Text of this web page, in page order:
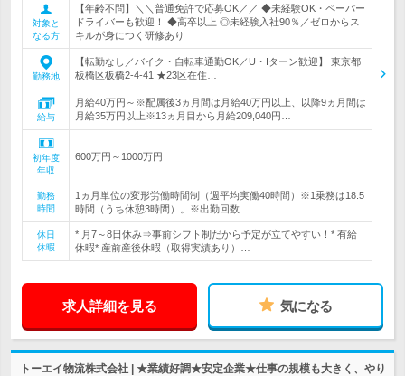
対象と
なる方
【年齢不問】＼＼普通免許で応募OK／／ ◆未経験OK・ペーパー
ドライバーも歓迎！ ◆高卒以上 ◎未経験入社90％／ゼロからス
キルが身につく研修あり
勤務地
【転勤なし／バイク・自転車通勤OK／U・Iターン歓迎】 東京都
板橋区板橋2‐4‐41 ★23区在住…
給与
月給40万円～※配属後3ヵ月間は月給40万円以上、以降9ヵ月間は
月給35万円以上※13ヵ月目から月給209,040円…
初年度
年収
600万円～1000万円
勤務
時間
1ヵ月単位の変形労働時間制（週平均実働40時間）※1乗務は18.5
時間（うち休憩3時間）。※出勤回数…
休日
休暇
* 月7～8日休み⇒事前シフト制だから予定が立てやすい！* 有給
休暇* 産前産後休暇（取得実績あり）…
求人詳細を見る 気になる
トーエイ物流株式会社 | ★業績好調★安定企業★仕事の規模も大きく、やり